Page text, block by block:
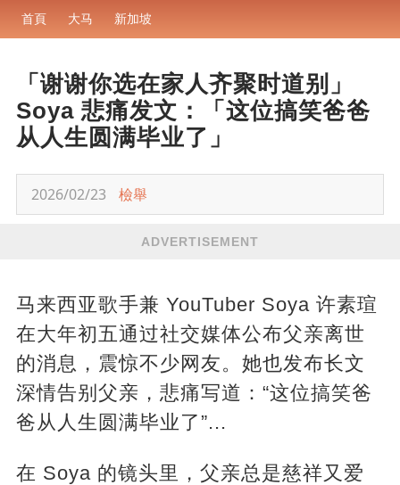
首頁 大马 新加坡
「谢谢你选在家人齐聚时道别」
Soya 悲痛发文：「这位搞笑爸爸
从人生圆满毕业了」
2026/02/23 檢舉
ADVERTISEMENT
马来西亚歌手兼 YouTuber Soya 许素瑄
在大年初五通过社交媒体公布父亲离世
的消息，震惊不少网友。她也发布长文
深情告别父亲，悲痛写道：“这位搞笑爸
爸从人生圆满毕业了”...
在 Soya 的镜头里，父亲总是慈祥又爱